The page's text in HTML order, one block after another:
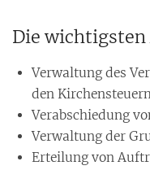
Die wichtigsten
Verwaltung des
den
Verabschiedung
Verwaltung der
Erteilung von